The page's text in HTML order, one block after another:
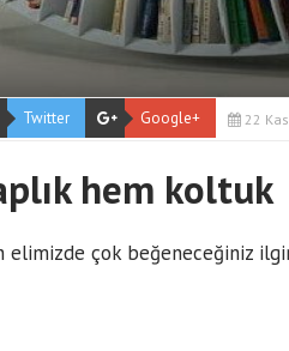
Twitter Google+ 22
hem koltuk
elimizde çok beğeneceğiniz